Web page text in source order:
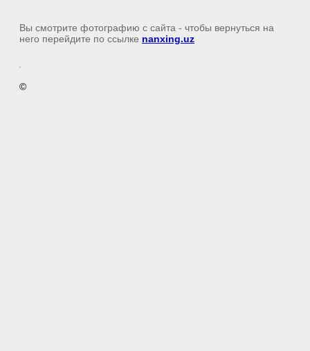
Вы смотрите фотографию с сайта - чтобы вернуться на
него перейдите по ссылке nanxing.uz
©